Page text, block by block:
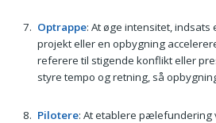
Optrappe: At øge intensitet, indsats
projekt eller en opbygning
referere til stigende konflikt eller
styre tempo og retning, så
Pilotere: At etablere pælefundering